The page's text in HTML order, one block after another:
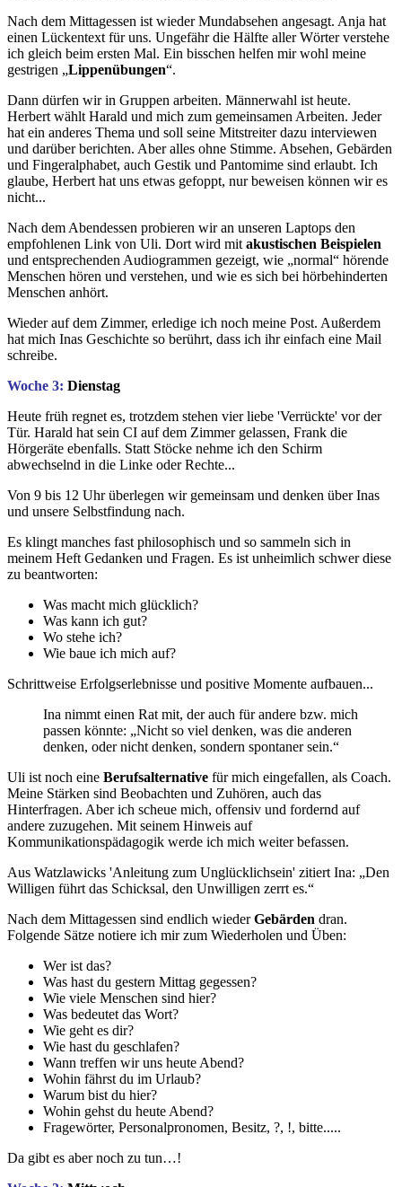
Nach dem Mittagessen ist wieder Mundabsehen angesagt. Anja hat
einen Lückentext für uns. Ungefähr die Hälfte aller Wörter verstehe
ich gleich beim ersten Mal. Ein bisschen helfen mir wohl meine
gestrigen „Lippenübungen“.
Dann dürfen wir in Gruppen arbeiten. Männerwahl ist heute.
Herbert wählt Harald und mich zum gemeinsamen Arbeiten. Jeder
hat ein anderes Thema und soll seine Mitstreiter dazu interviewen
und darüber berichten. Aber alles ohne Stimme. Absehen, Gebärden
und Fingeralphabet, auch Gestik und Pantomime sind erlaubt. Ich
glaube, Herbert hat uns etwas gefoppt, nur beweisen können wir es
nicht...
Nach dem Abendessen probieren wir an unseren Laptops den
empfohlenen Link von Uli. Dort wird mit akustischen Beispielen
und entsprechenden Audiogrammen gezeigt, wie „normal“ hörende
Menschen hören und verstehen, und wie es sich bei hörbehinderten
Menschen anhört.
Wieder auf dem Zimmer, erledige ich noch meine Post. Außerdem
hat mich Inas Geschichte so berührt, dass ich ihr einfach eine Mail
schreibe.
Woche 3: Dienstag
Heute früh regnet es, trotzdem stehen vier liebe 'Verrückte' vor der
Tür. Harald hat sein CI auf dem Zimmer gelassen, Frank die
Hörgeräte ebenfalls. Statt Stöcke nehme ich den Schirm
abwechselnd in die Linke oder Rechte...
Von 9 bis 12 Uhr überlegen wir gemeinsam und denken über Inas
und unsere Selbstfindung nach.
Es klingt manches fast philosophisch und so sammeln sich in
meinem Heft Gedanken und Fragen. Es ist unheimlich schwer diese
zu beantworten:
Was macht mich glücklich?
Was kann ich gut?
Wo stehe ich?
Wie baue ich mich auf?
Schrittweise Erfolgserlebnisse und positive Momente aufbauen...
Ina nimmt einen Rat mit, der auch für andere bzw. mich
passen könnte: „Nicht so viel denken, was die anderen
denken, oder nicht denken, sondern spontaner sein.“
Uli ist noch eine Berufsalternative für mich eingefallen, als Coach.
Meine Stärken sind Beobachten und Zuhören, auch das
Hinterfragen. Aber ich scheue mich, offensiv und fordernd auf
andere zuzugehen. Mit seinem Hinweis auf
Kommunikationspädagogik werde ich mich weiter befassen.
Aus Watzlawicks 'Anleitung zum Unglücklichsein' zitiert Ina: „Den
Willigen führt das Schicksal, den Unwilligen zerrt es.“
Nach dem Mittagessen sind endlich wiederGebärden dran.
Folgende Sätze notiere ich mir zum Wiederholen und Üben:
Wer ist das?
Was hast du gestern Mittag gegessen?
Wie viele Menschen sind hier?
Was bedeutet das Wort?
Wie geht es dir?
Wie hast du geschlafen?
Wann treffen wir uns heute Abend?
Wohin fährst du im Urlaub?
Warum bist du hier?
Wohin gehst du heute Abend?
Fragewörter, Personalpronomen, Besitz, ?, !, bitte.....
Da gibt es aber noch zu tun…!